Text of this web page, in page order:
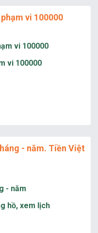
vi 100000
vi 100000
vi 100000
- năm. Tiền Việt
- năm
hồ, xem lịch